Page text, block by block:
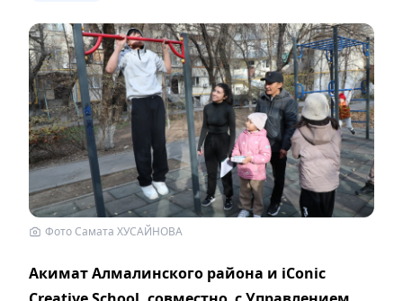
Фото Самата ХУСАЙНОВА
Акимат Алмалинского района и iConic